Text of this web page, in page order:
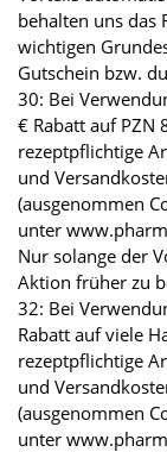
behalten uns das
wichtigen
Gutschein bzw.
30: Bei
€ Rabatt auf PZN
rezeptpflichtige
und
(ausgenommen
unter
Nur solange der
Aktion früher zu
32: Bei
Rabatt auf viele
rezeptpflichtige
und
(ausgenommen
unter